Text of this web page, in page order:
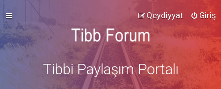
Giriş
Qeydiyyat
Tibbi Paylaşım Portalı